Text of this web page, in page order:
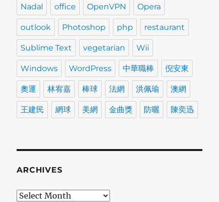
Nadal office OpenVPN Opera
outlook Photoshop php restaurant
Sublime Text vegetarian Wii
Windows WordPress 中華職棒 倪安東
奧運 林宥嘉 棒球 法網 洪佩瑜 澳網
王建民 網球 美網 金曲獎 防曬 陳奕迅
ARCHIVES
Archives